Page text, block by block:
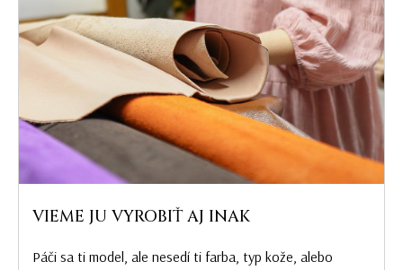
VIEME JU VYROBIŤ AJ INAK
Páči sa ti model, ale nesedí ti farba, typ kože, alebo